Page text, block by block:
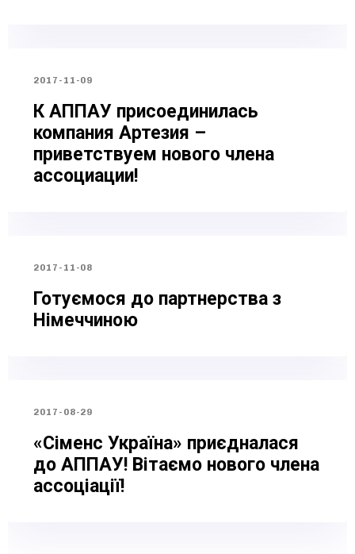
2017-11-09
К АППАУ присоединилась
компания Артезия –
приветствуем нового члена
ассоциации!
2017-11-08
Готуємося до партнерства з
Німеччиною
2017-08-29
«Сіменс Україна» приєдналася
до АППАУ! Вітаємо нового члена
ассоціації!